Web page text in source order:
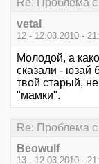
Re: Проблема
vetal
12 - 12.03.2010 -
Молодой, а
сказали - юзай
твой старый,
"мамки".
Re: Проблема
Beowulf
13 - 12.03.2010 -